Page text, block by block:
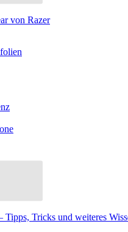
von Razer
Tricks und weiteres